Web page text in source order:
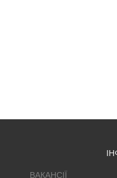
ВАКАНСІЇ